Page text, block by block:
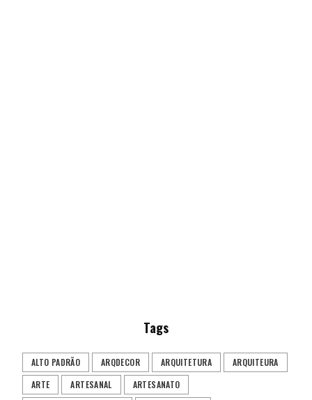
Tags
ALTO PADRÃO ARQDECOR ARQUITETURA
ARQUITEURA
ARTE
ARTESANAL
ARTESANATO